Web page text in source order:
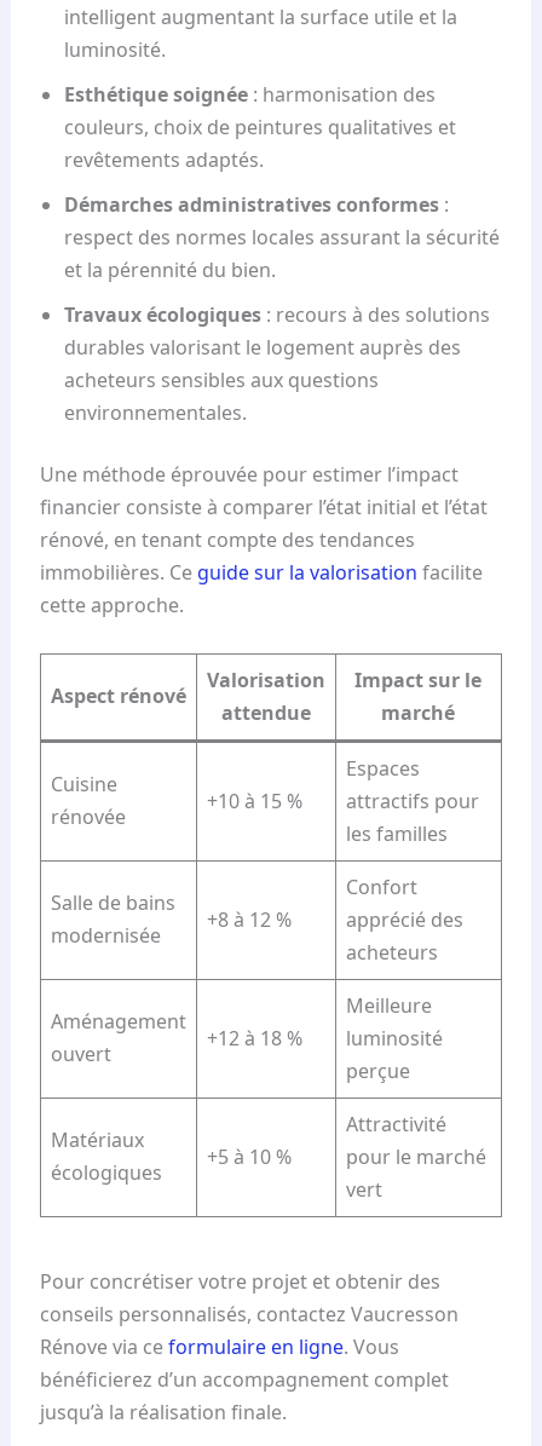
intelligent augmentant la surface utile et la
luminosité.
Esthétique soignée: harmonisation des
couleurs, choix de peintures qualitatives et
revêtements adaptés.
Démarches administratives conformes:
respect des normes locales assurant la sécurité
et la pérennité du bien.
Travaux écologiques: recours à des solutions
durables valorisant le logement auprès des
acheteurs sensibles aux questions
environnementales.
Une méthode éprouvée pour estimer l’impact
financier consiste à comparer l’état initial et l’état
rénové, en tenant compte des tendances
immobilières. Ce guide sur la valorisation facilite
cette approche.
Aspect rénové
Valorisation
attendue
Impact sur le
marché
Cuisine
rénovée
+10 à 15 %
Espaces
attractifs pour
les familles
Salle de bains
modernisée
+8 à 12 %
Confort
apprécié des
acheteurs
Aménagement
ouvert
+12 à 18 %
Meilleure
luminosité
perçue
Matériaux
écologiques
+5 à 10 %
Attractivité
pour le marché
vert
Pour concrétiser votre projet et obtenir des
conseils personnalisés, contactez Vaucresson
Rénove via ceformulaire en ligne. Vous
bénéficierez d’un accompagnement complet
jusqu’à la réalisation finale.